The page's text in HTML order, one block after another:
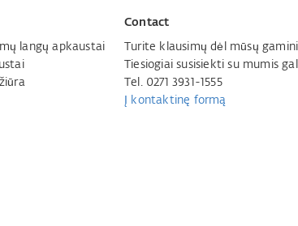
langų apkaustai
Contact
Turite klausimų dėl mūsų
Tiesiogiai susisiekti su mumis
Tel. 0271 3931-1555
Į kontaktinę formą